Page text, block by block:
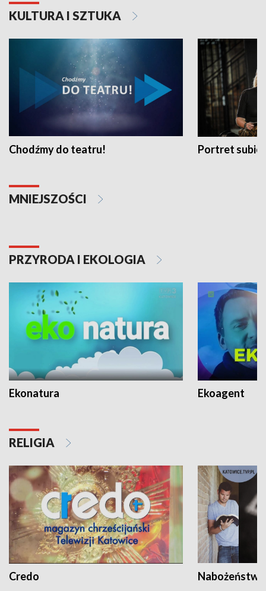
KULTURA I SZTUKA
Chodźmy do teatru! Portret
MNIEJSZOŚCI
PRZYRODA I EKOLOGIA
Ekonatura Ekoagent
RELIGIA
Credo